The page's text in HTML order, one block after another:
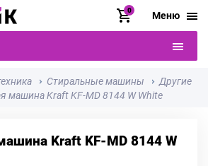
0 Меню
Стиральные машины
Другие
машина Kraft KF-MD 8144 W White
Kraft KF-MD 8144 W